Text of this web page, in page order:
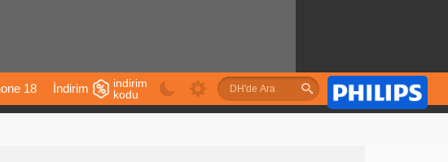
18 İndirim
indirim
kodu